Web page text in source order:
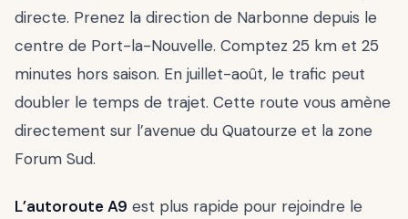
directe. Prenez la direction de Narbonne depuis le
centre de Port-la-Nouvelle. Comptez 25 km et 25
minutes hors saison. En juillet-août, le trafic peut
doubler le temps de trajet. Cette route vous amène
directement sur l’avenue du Quatourze et la zone
Forum Sud.
L’autoroute A9 est plus rapide pour rejoindre le